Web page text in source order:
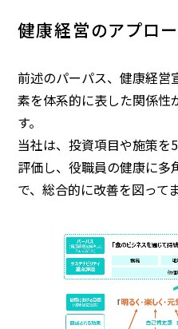
健康経営のアプロ
前述のパーパス、健康経営
素を体系的に表した関係性
す。
当社は、投資項目や施策を
評価し、役職員の健康に多
で、総合的に改善を図って